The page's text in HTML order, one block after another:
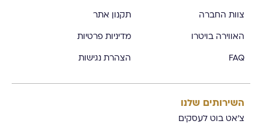
צוות החברה
האווירה בויטרו
FAQ
תקנון אתר
מדיניות פרטיות
הצהרת נגישות
השירותים שלנו
צ'אט בוט לעסקים